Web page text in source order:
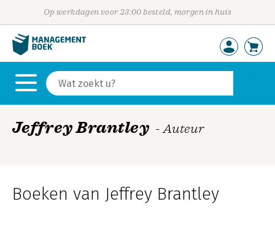
Op werkdagen voor 23:00 besteld, morgen in huis
Jeffrey Brantley - Auteur
Boeken van Jeffrey Brantley